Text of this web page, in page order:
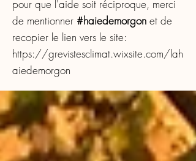
pour que l'aide soit réciproque, merci
de mentionner #haiedemorgon et de
recopier le lien vers le site:
https://grevistesclimat.wixsite.com/lah
aiedemorgon